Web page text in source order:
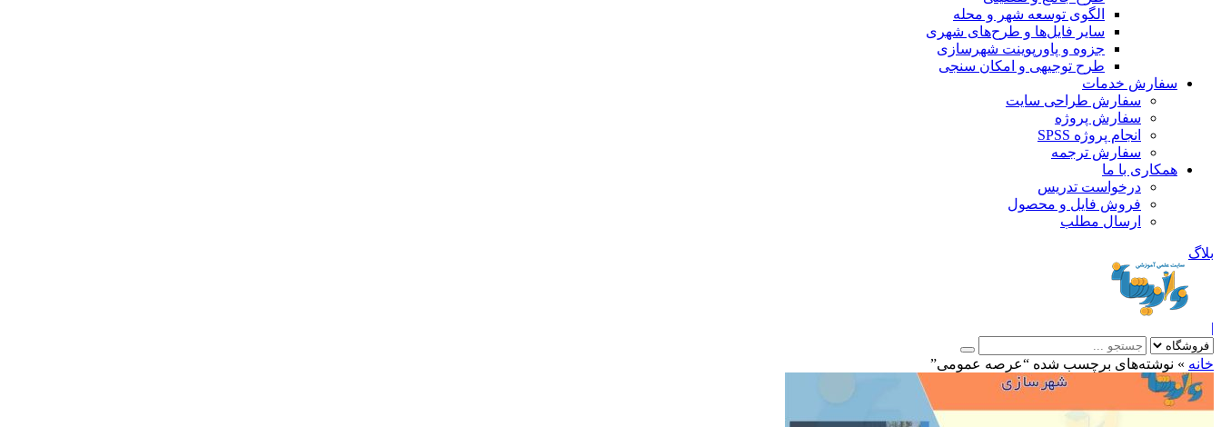
الگوی توسعه شهر و محله
سایر فایل‌ها و طرح‌های شهری
جزوه و پاورپوینت شهرسازی
طرح توجیهی و امکان سنجی
سفارش خدمات
سفارش طراحی سایت
سفارش پروژه
انجام پروژه SPSS
سفارش ترجمه
همکاری با ما
درخواست تدریس
فروش فایل و محصول
ارسال مطلب
بلاگ
|
خانه » نوشته‌های برچسب شده “عرصه عمومی”